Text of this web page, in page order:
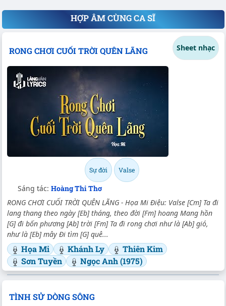
HỢP ÂM CÙNG CA SĨ
RONG CHƠI CUỐI TRỜI QUÊN LÃNG Sheet nhạc
Sự đời Valse
Sáng tác: Hoàng Thi Thơ
RONG CHƠI CUỐI TRỜI QUÊN LÃNG - Họa Mi Điệu: Valse [Cm] Ta đi
lang thang theo ngày [Eb] tháng, theo đời [Fm] hoang Mang hồn
[G] đi bốn phương [Ab] trời [Fm] Ta đi rong chơi như là [Ab] gió,
như là [Eb] mây Đi tìm [G] quê...
Họa Mi Khánh Ly
Thiên Kim
Sơn Tuyền
Ngọc Anh (1975)
TÌNH SỬ DÒNG SÔNG